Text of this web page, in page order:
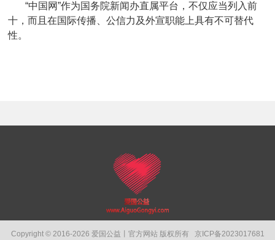
“中国网”作为国务院新闻办直属平台，不仅应当列入前
十，而且在国际传播、公信力及外宣职能上具有不可替代
性。
Copyright © 2016-2026 爱国公益丨官方网站 版权所有 京ICP备2023017681